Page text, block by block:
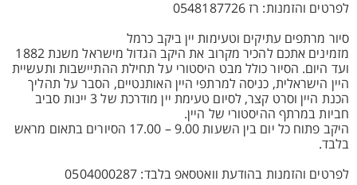
לפרטים והזמנות: רז 0548187726
סיור מרתפים עתיקים וטעימות יין ביקב כרמל
מזמינים אתכם להכיר מקרוב את היקב הגדול מישראל משנת 1882
ועד היום. הסיור כולל מבט היסטורי על תחילת ההתיישבות ותעשיית
היין הישראלית, כניסה למרתפי היין האותנטיים, הסבר על תהליך
הכנת היין וסרט קצר, לסיום טעימת יין מודרכת של 3 יינות סביב
חביות במרתף ההיסטורי של היין.
היקב פתוח כל יום בין השעות 9.00 – 17.00 הסיורים בתאום מראש
בלבד.
לפרטים והזמנות בהודעת וואטסאפ בלבד: 0504000287